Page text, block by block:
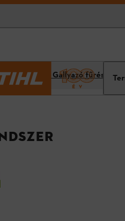
/ Gallyazó fűrészek